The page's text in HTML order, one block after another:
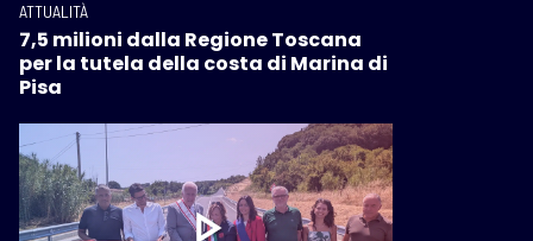
ATTUALITÀ
7,5 milioni dalla Regione Toscana
per la tutela della costa di Marina di
Pisa